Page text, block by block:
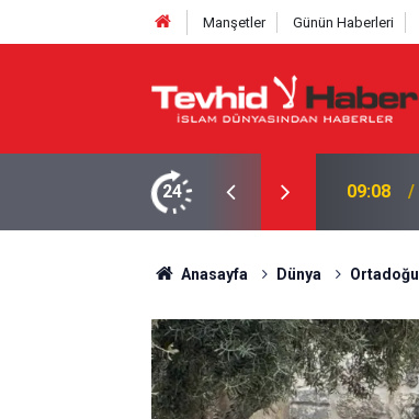
Manşetler Günün Haberleri
24
HÜRMÜZ YASAĞI 09:08
Anasayfa Dünya Ortadoğu